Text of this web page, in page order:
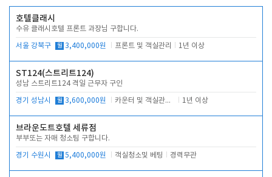
호텔클래시
수유 클래시호텔 프론트 과장님 구합니다.
서울 강북구 월 3,400,000원 프론트 및 객실관리 1년 이상
ST124(스트리트124)
성남 스트리트124 격일 근무자 구인
경기 성남시 월 3,600,000원 카운터 및 객실관리 전반 1년 이상
브라운도트호텔 세류점
부부또는 자매 청소팀 구합니다.
경기 수원시 월 5,400,000원 객실청소및 베팅 경력무관